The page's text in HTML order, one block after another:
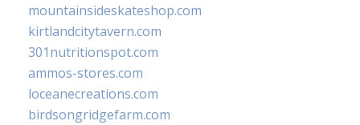
mountainsideskateshop.com
kirtlandcitytavern.com
301nutritionspot.com
ammos-stores.com
loceanecreations.com
birdsongridgefarm.com